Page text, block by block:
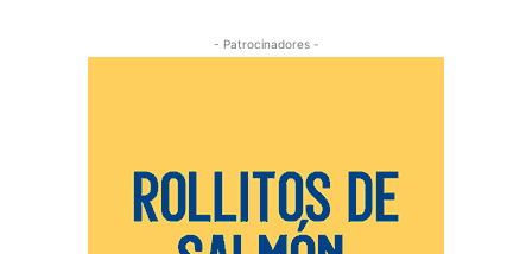
- Patrocinadores -